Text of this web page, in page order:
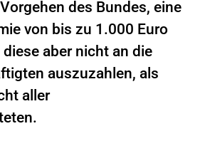
des Bundes, eine
von bis zu 1.000 Euro
aber nicht an die
auszuzahlen, als
aller